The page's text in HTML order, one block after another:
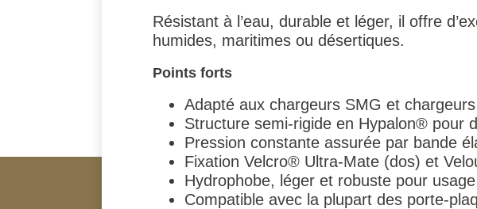
Résistant à l’eau, durable et léger, il offre
humides, maritimes ou désertiques.
Points forts
Adapté aux chargeurs SMG et
Structure semi-rigide en Hypalon® pour
Pression constante assurée par bande
Fixation Velcro® Ultra-Mate (dos) et
Hydrophobe, léger et robuste pour
Compatible avec la plupart des porte-